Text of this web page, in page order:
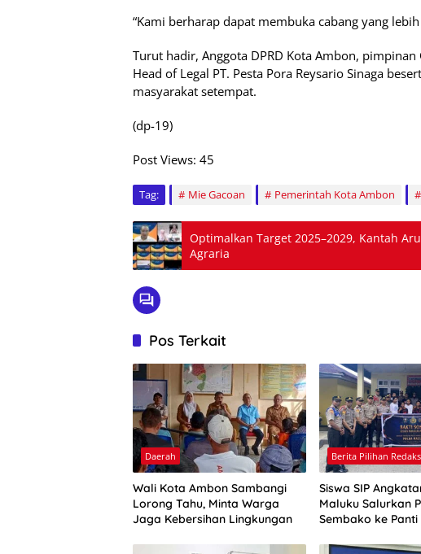
“Kami berharap dapat membuka cabang yang
Turut hadir, Anggota DPRD Kota Ambon,
Head of Legal PT. Pesta Pora Reysario Sinaga
masyarakat setempat.
(dp-19)
Post Views: 45
Tag: Mie Gacoan Pemerintah Kota Ambon
Optimalkan Target 2025–2029, Kantah
Agraria
Pos Terkait
Daerah
Wali Kota Ambon Sambangi
Lorong Tahu, Minta Warga
Jaga Kebersihan Lingkungan
Berita Pilihan
Siswa SIP
Maluku Salurkan
Sembako ke Panti